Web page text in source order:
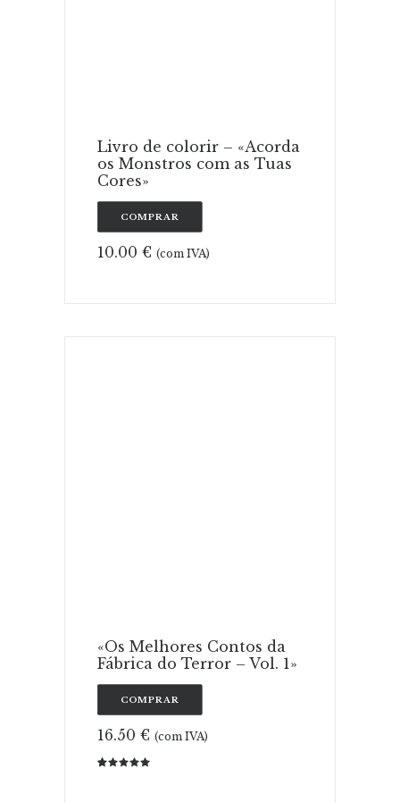
Livro de colorir – «Acorda
os Monstros com as Tuas
Cores»
COMPRAR
10.00 € (com IVA)
«Os Melhores Contos da
Fábrica do Terror – Vol. 1»
COMPRAR
16.50 € (com IVA)